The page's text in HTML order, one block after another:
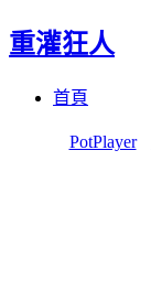
重灌狂人
首頁
PotPlayer